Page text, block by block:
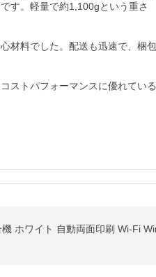
す。軽量で約1,100gという重さ
材料でした。配送も迅速で、梱包
ストパフォーマンスに優れている
ホワイト 自動両面印刷 Wi-Fi